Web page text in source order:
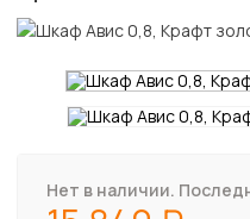
Нет в наличии.